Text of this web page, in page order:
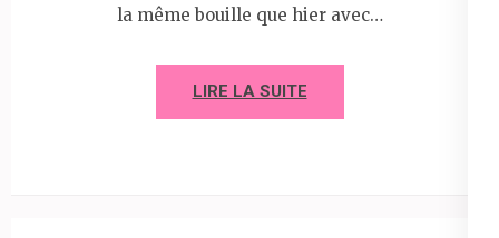
la même bouille que hier avec…
LIRE LA SUITE